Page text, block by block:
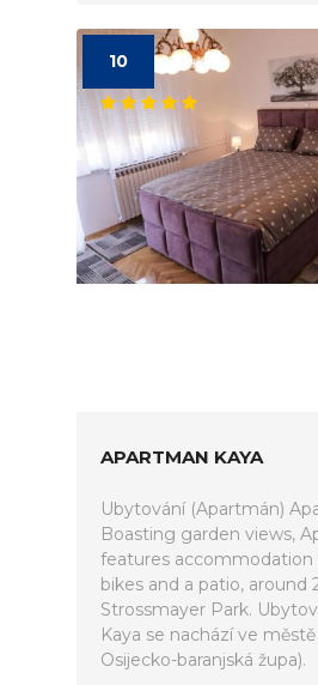
10
APARTMAN KAYA
Ubytování (Apartmán)
Boasting garden views,
features accommodation
bikes and a patio, around
Strossmayer Park.
Kaya se nachází ve
Osijecko-baranjská župa).